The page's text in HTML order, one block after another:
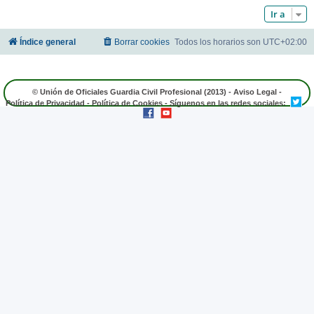
Ir a
Índice general Todos los horarios son UTC+02:00
Borrar cookies
© Unión de Oficiales Guardia Civil Profesional (2013) - Aviso Legal -
Política de Privacidad - Política de Cookies - Síguenos en las redes sociales: